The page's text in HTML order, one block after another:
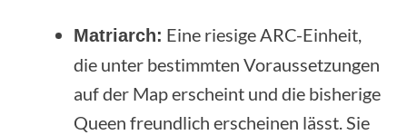
Matriarch: Eine riesige ARC-Einheit,
die unter bestimmten Voraussetzungen
auf der Map erscheint und die bisherige
Queen freundlich erscheinen lässt. Sie